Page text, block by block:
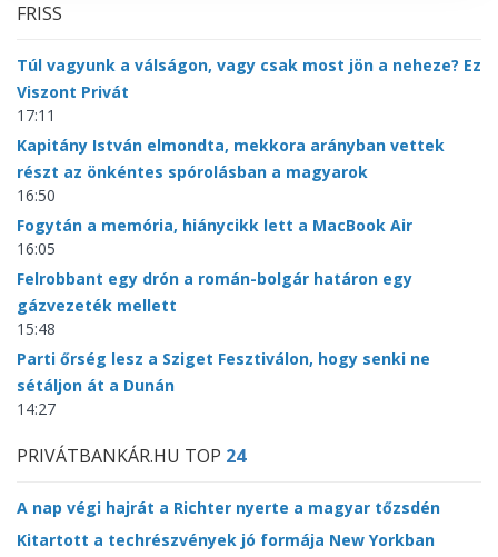
FRISS
Túl vagyunk a válságon, vagy csak most jön a neheze? Ez
Viszont Privát
17:11
Kapitány István elmondta, mekkora arányban vettek
részt az önkéntes spórolásban a magyarok
16:50
Fogytán a memória, hiánycikk lett a MacBook Air
16:05
Felrobbant egy drón a román-bolgár határon egy
gázvezeték mellett
15:48
Parti őrség lesz a Sziget Fesztiválon, hogy senki ne
sétáljon át a Dunán
14:27
PRIVÁTBANKÁR.HU TOP 24
A nap végi hajrát a Richter nyerte a magyar tőzsdén
Kitartott a techrészvények jó formája New Yorkban